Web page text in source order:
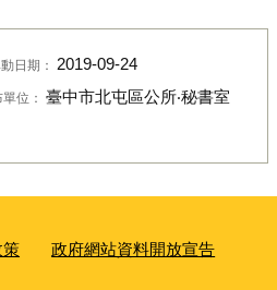
日期： 2019-09-24
位： 臺中市北屯區公所‧秘書室
策 政府網站資料開放宣告